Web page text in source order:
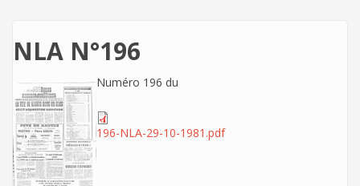
NLA N°196
Numéro 196 du
196-NLA-29-10-1981.pdf